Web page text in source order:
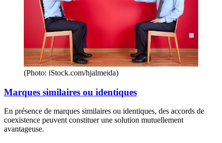
(Photo: iStock.com/hjalmeida)
Marques similaires ou identiques
En présence de marques similaires ou identiques, des accords de
coexistence peuvent constituer une solution mutuellement
avantageuse.